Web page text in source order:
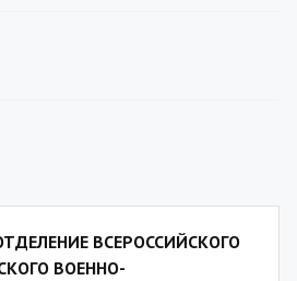
ВСЕРОССИЙСКОГО
ВОЕННО-